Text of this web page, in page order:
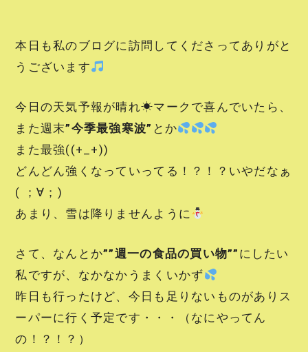
本日も私のブログに訪問してくださってありがと
うございます
今日の天気予報が晴れ☀マークで喜んでいたら、
また週末”今季最強寒波” とか
また最強((+_+))
どんどん強くなっていってる！？！？いやだなぁ
( ；∀；)
あまり、雪は降りませんように
さて、なんとか””週一の食品の買い物”” にしたい
私ですが、なかなかうまくいかず
昨日も行ったけど、今日も足りないものがありス
ーパーに行く予定です・・・（なにやってん
の！？！？）